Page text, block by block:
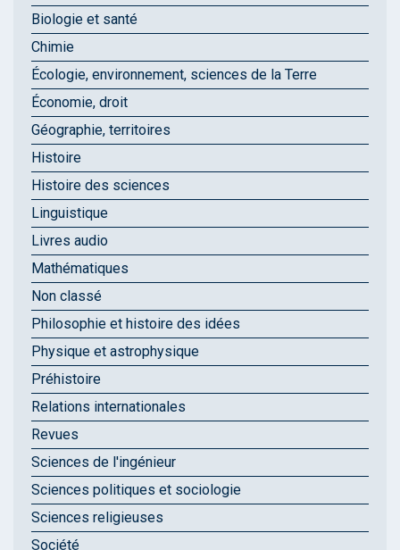
Biologie et santé
Chimie
Écologie, environnement, sciences de la Terre
Économie, droit
Géographie, territoires
Histoire
Histoire des sciences
Linguistique
Livres audio
Mathématiques
Non classé
Philosophie et histoire des idées
Physique et astrophysique
Préhistoire
Relations internationales
Revues
Sciences de l'ingénieur
Sciences politiques et sociologie
Sciences religieuses
Société